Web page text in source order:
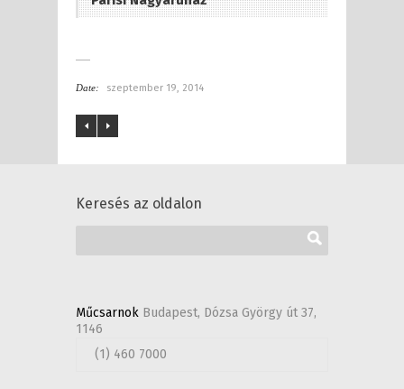
Date: szeptember 19, 2014
Keresés az oldalon
Műcsarnok Budapest, Dózsa György út 37,
1146
(1) 460 7000